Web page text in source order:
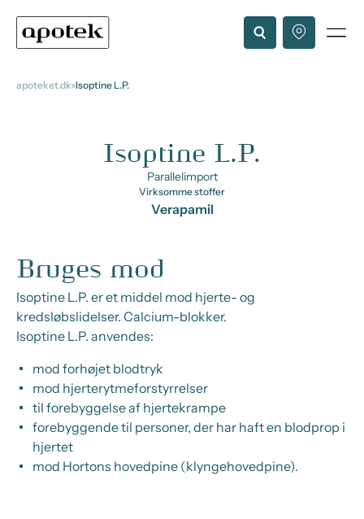
apoteket.dk Isoptine L.P.
Isoptine L.P.
Parallelimport
Virksomme stoffer
Verapamil
Bruges mod
Isoptine L.P. er et middel mod hjerte- og
kredsløbslidelser. Calcium-blokker.
Isoptine L.P. anvendes:
mod forhøjet blodtryk
mod hjerterytmeforstyrrelser
til forebyggelse af hjertekrampe
forebyggende til personer, der har haft en blodprop i
hjertet
mod Hortons hovedpine (klyngehovedpine).